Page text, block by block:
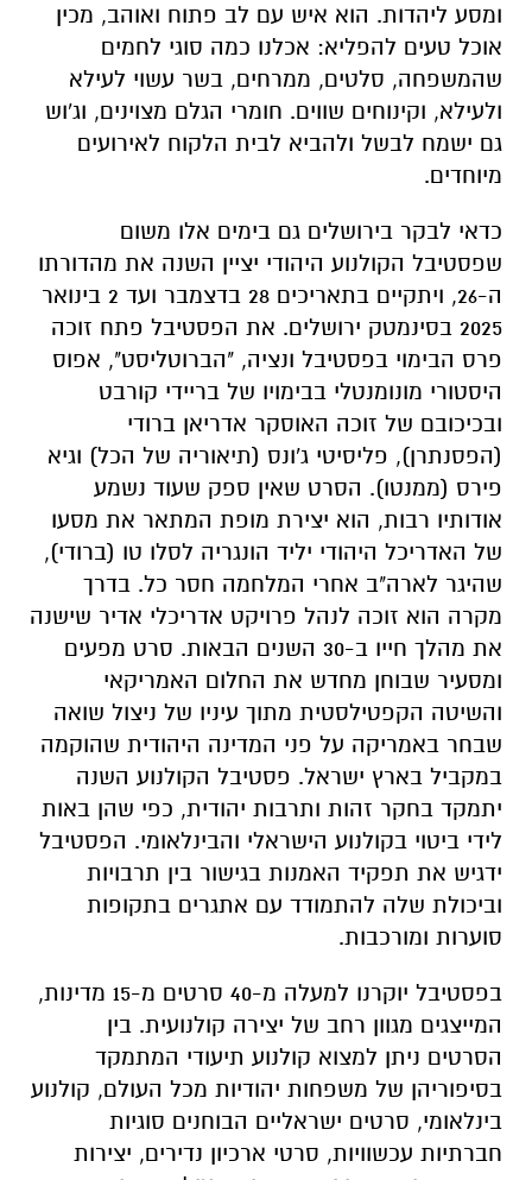
ומסע ליהדות. הוא איש עם לב פתוח ואוהב, מכין
אוכל טעים להפליא: אכלנו כמה סוגי לחמים
שהמשפחה, סלטים, ממרחים, בשר עשוי לעילא
ולעילא, וקינוחים שווים. חומרי הגלם מצוינים, וג'וש
גם ישמח לבשל ולהביא לבית הלקוח לאירועים
מיוחדים.
כדאי לבקר בירושלים גם בימים אלו משום
שפסטיבל הקולנוע היהודי יציין השנה את מהדורתו
ה-26, ויתקיים בתאריכים 28 בדצמבר ועד 2 בינואר
2025 בסינמטק ירושלים. את הפסטיבל פתח זוכה
פרס הבימוי בפסטיבל ונציה, "הברוטליסט", אפוס
היסטורי מונומנטלי בבימויו של בריידי קורבט
ובכיכובם של זוכה האוסקר אדריאן ברודי
(הפסנתרן), פליסיטי ג'ונס (תיאוריה של הכל) וגיא
פירס (ממנטו). הסרט שאין ספק שעוד נשמע
אודותיו רבות, הוא יצירת מופת המתאר את מסעו
של האדריכל היהודי יליד הונגריה לסלו טו (ברודי),
שהיגר לארה"ב אחרי המלחמה חסר כל. בדרך
מקרה הוא זוכה לנהל פרויקט אדריכלי אדיר שישנה
את מהלך חייו ב-30 השנים הבאות. סרט מפעים
ומסעיר שבוחן מחדש את החלום האמריקאי
והשיטה הקפטילסטית מתוך עיניו של ניצול שואה
שבחר באמריקה על פני המדינה היהודית שהוקמה
במקביל בארץ ישראל. פסטיבל הקולנוע השנה
יתמקד בחקר זהות ותרבות יהודית, כפי שהן באות
לידי ביטוי בקולנוע הישראלי והבינלאומי. הפסטיבל
ידגיש את תפקיד האמנות בגישור בין תרבויות
וביכולת שלה להתמודד עם אתגרים בתקופות
סוערות ומורכבות.
בפסטיבל יוקרנו למעלה מ-40 סרטים מ-15 מדינות,
המייצגים מגוון רחב של יצירה קולנועית. בין
הסרטים ניתן למצוא קולנוע תיעודי המתמקד
בסיפוריהן של משפחות יהודיות מכל העולם, קולנוע
בינלאומי, סרטים ישראליים הבוחנים סוגיות
חברתיות עכשוויות, סרטי ארכיון נדירים, יצירות